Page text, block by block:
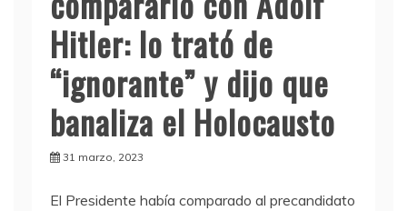
Hitler: lo trató de
“ignorante” y dijo que
banaliza el Holocausto
31 marzo, 2023
El Presidente había comparado al precandidato